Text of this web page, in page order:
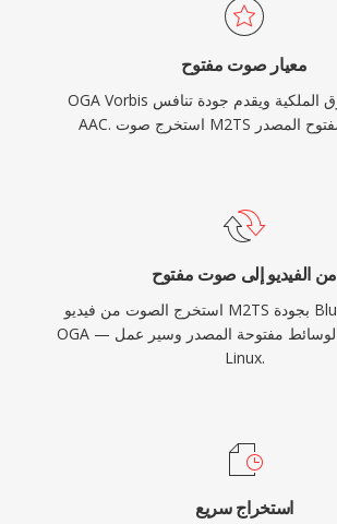
معيار صوت مفتوح
OGA Vorbis خالي من حقوق الملكية ويقدم جودة تنافس
من الفيديو إلى صوت مفتوح
استخرج الصوت من فيديو M2TS بجودة Blu-ray ورمّزه كـ
OGA — مثالي لمكتبات الوسائط مفتوحة المصدر وسير عمل
Linux.
استخراج سريع